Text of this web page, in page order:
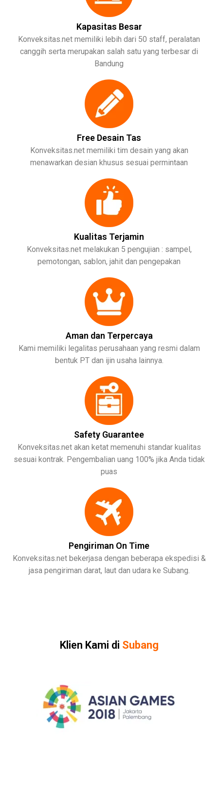
Kapasitas Besar
Konveksitas.net memiliki lebih dari 50 staff, peralatan
canggih serta merupakan salah satu yang terbesar di
Bandung
Free Desain Tas
Konveksitas.net memiliki tim desain yang akan
menawarkan desian khusus sesuai permintaan
Kualitas Terjamin
Konveksitas.net melakukan 5 pengujian : sampel,
pemotongan, sablon, jahit dan pengepakan
Aman dan Terpercaya
Kami memiliki legalitas perusahaan yang resmi dalam
bentuk PT dan ijin usaha lainnya.
Safety Guarantee
Konveksitas.net akan ketat memenuhi standar kualitas
sesuai kontrak. Pengembalian uang 100% jika Anda tidak
puas
Pengiriman On Time
Konveksitas.net bekerjasa dengan beberapa ekspedisi &
jasa pengiriman darat, laut dan udara ke Subang.
Klien Kami di Subang